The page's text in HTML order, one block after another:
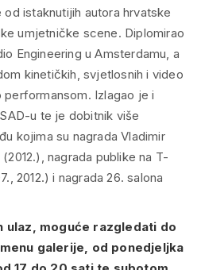
istaknutijih autora hrvatske
umjetničke scene. Diplomirao
Engineering u Amsterdamu, a
kinetičkih, svjetlosnih i video
Izlagao je i
u te je dobitnik više
kojima su nagrada Vladimir
nagrada publike na T-
2012.) i nagrada 26. salona
ulaz, moguće razgledati do
galerije, od ponedjeljka